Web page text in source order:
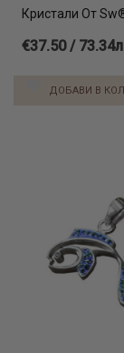
Кристали От
€37.50 /
ДОБАВИ В